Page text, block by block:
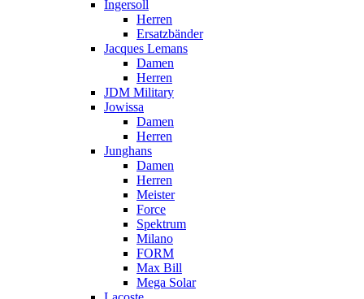
Ingersoll
Herren
Ersatzbänder
Jacques Lemans
Damen
Herren
JDM Military
Jowissa
Damen
Herren
Junghans
Damen
Herren
Meister
Force
Spektrum
Milano
FORM
Max Bill
Mega Solar